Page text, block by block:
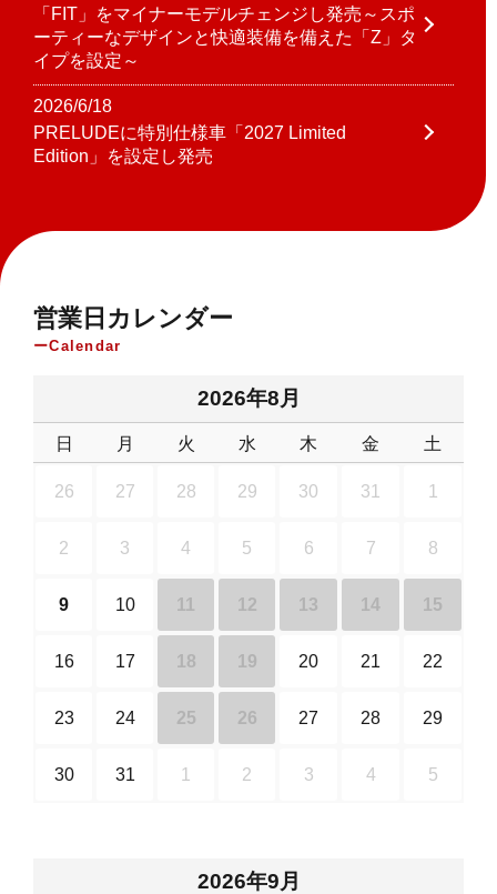
営業日カレンダー
Calendar
2026年8月
日 月 火 水 木 金 土
26 27 28 29 30 31 1
2 3 4 5 6 7 8
9 10 11 12 13 14 15
16 17 18 19 20 21 22
23 24 25 26 27 28 29
30 31 1 2 3 4 5
2026年9月